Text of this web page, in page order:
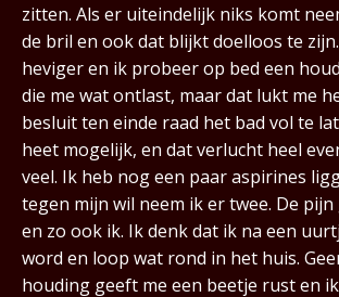
zitten. Als er uiteindelijk niks komt
de bril en ook dat blijkt doelloos te
heviger en ik probeer op bed een
die me wat ontlast, maar dat lukt me
besluit ten einde raad het bad vol te
heet mogelijk, en dat verlucht heel
veel. Ik heb nog een paar aspirines
tegen mijn wil neem ik er twee. De
en zo ook ik. Ik denk dat ik na een
word en loop wat rond in het huis.
houding geeft me een beetje rust en